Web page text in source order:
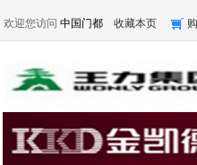
欢迎您访问 中国门都 收藏本页